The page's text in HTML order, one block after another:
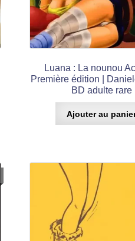
Luana : La nounou
Première édition |
BD adulte rare
Ajouter au